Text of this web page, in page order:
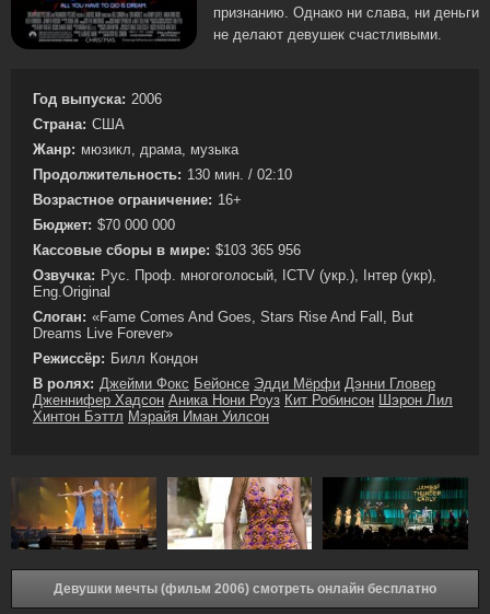
признанию. Однако ни слава, ни деньги
не делают девушек счастливыми.
Год выпуска: 2006
Страна: США
Жанр: мюзикл, драма, музыка
Продолжительность: 130 мин. / 02:10
Возрастное ограничение: 16+
Бюджет: $70 000 000
Кассовые сборы в мире: $103 365 956
Озвучка: Рус. Проф. многоголосый, ICTV (укр.), Інтер (укр),
Eng.Original
Слоган: «Fame Comes And Goes, Stars Rise And Fall, But
Dreams Live Forever»
Режиссёр: Билл Кондон
В ролях: Джейми Фокс Бейонсе Эдди Мёрфи Дэнни Гловер
Дженнифер Хадсон Аника Нони Роуз Кит Робинсон
Шэрон Лил
Хинтон Бэттл Мэрайя Иман Уилсон
Девушки мечты (фильм 2006) смотреть онлайн бесплатно